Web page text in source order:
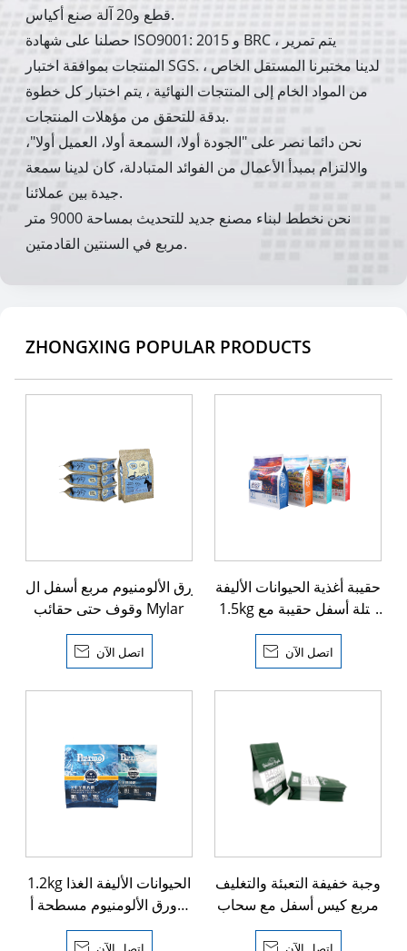
قطع و20 آلة صنع أكياس.
حصلنا على شهادة ISO9001: 2015 و BRC ، يتم تمرير
المنتجات بموافقة اختبار SGS. لدينا مختبرنا المستقل الخاص ،
من المواد الخام إلى المنتجات النهائية ، يتم اختبار كل خطوة
بدقة للتحقق من مؤهلات المنتجات.
نحن دائما نصر على "الجودة أولا، السمعة أولا، العميل أولا"،
والالتزام بمبدأ الأعمال من الفوائد المتبادلة، كان لدينا سمعة
جيدة بين عملائنا.
نحن نخطط لبناء مصنع جديد للتحديث بمساحة 9000 متر
مربع في السنتين القادمتين.
ZHONGXING POPULAR PRODUCTS
ورق الألومنيوم مربع أسفل ال
وقوف حتى حقائب Mylar
 اتصل الآن
حقيبة أغذية الحيوانات الأليفة
1.5kg كتلة أسفل حقيبة مع
Ziplock
 اتصل الآن
1.2kg الحيوانات الأليفة الغذا
ء ورق الألومنيوم مسطحة أ
سفل حقيبة

وجبة خفيفة التعبئة والتغليف
مربع كيس أسفل مع سحاب
